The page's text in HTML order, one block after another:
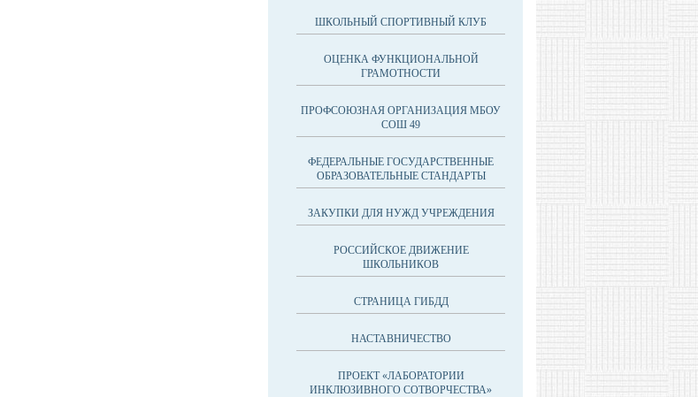
ШКОЛЬНЫЙ СПОРТИВНЫЙ КЛУБ
ОЦЕНКА ФУНКЦИОНАЛЬНОЙ
ГРАМОТНОСТИ
ПРОФСОЮЗНАЯ ОРГАНИЗАЦИЯ МБОУ
СОШ 49
ФЕДЕРАЛЬНЫЕ ГОСУДАРСТВЕННЫЕ
ОБРАЗОВАТЕЛЬНЫЕ СТАНДАРТЫ
ЗАКУПКИ ДЛЯ НУЖД УЧРЕЖДЕНИЯ
РОССИЙСКОЕ ДВИЖЕНИЕ
ШКОЛЬНИКОВ
СТРАНИЦА ГИБДД
НАСТАВНИЧЕСТВО
ПРОЕКТ «ЛАБОРАТОРИИ
ИНКЛЮЗИВНОГО СОТВОРЧЕСТВА»